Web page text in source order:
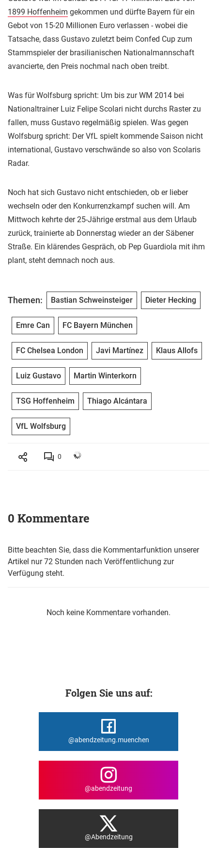
1899 Hoffenheim gekommen und dürfte Bayern für ein
Gebot von 15-20 Millionen Euro verlassen - wobei die
Tatsache, dass Gustavo zuletzt beim Confed Cup zum
Stammspieler der brasilianischen Nationalmannschaft
avancierte, den Preis nochmal nach oben treibt.
Was für Wolfsburg spricht: Um bis zur WM 2014 bei
Nationaltrainer Luiz Felipe Scolari nicht durchs Raster zu
fallen, muss Gustavo regelmäßig spielen. Was gegen
Wolfsburg spricht: Der VfL spielt kommende Saison nicht
international, Gustavo verschwände so also von Scolaris
Radar.
Noch hat sich Gustavo nicht entschieden, ob er lieber
wechseln oder den Konkurrenzkampf suchen will. Am
Mittwoch kehrte der 25-Jährige erstmal aus dem Urlaub
zurück, trainierte ab Donnerstag wieder an der Säbener
Straße. Ein klärendes Gespräch, ob Pep Guardiola mit ihm
plant, steht demnach noch aus.
Themen: Bastian Schweinsteiger Dieter Hecking
Emre Can FC Bayern München
FC Chelsea London Javi Martínez Klaus Allofs
Luiz Gustavo Martin Winterkorn
TSG Hoffenheim Thiago Alcántara
VfL Wolfsburg
0
0 Kommentare
Bitte beachten Sie, dass die Kommentarfunktion unserer
Artikel nur 72 Stunden nach Veröffentlichung zur
Verfügung steht.
Noch keine Kommentare vorhanden.
Folgen Sie uns auf:
@abendzeitung.muenchen
@abendzeitung
@Abendzeitung